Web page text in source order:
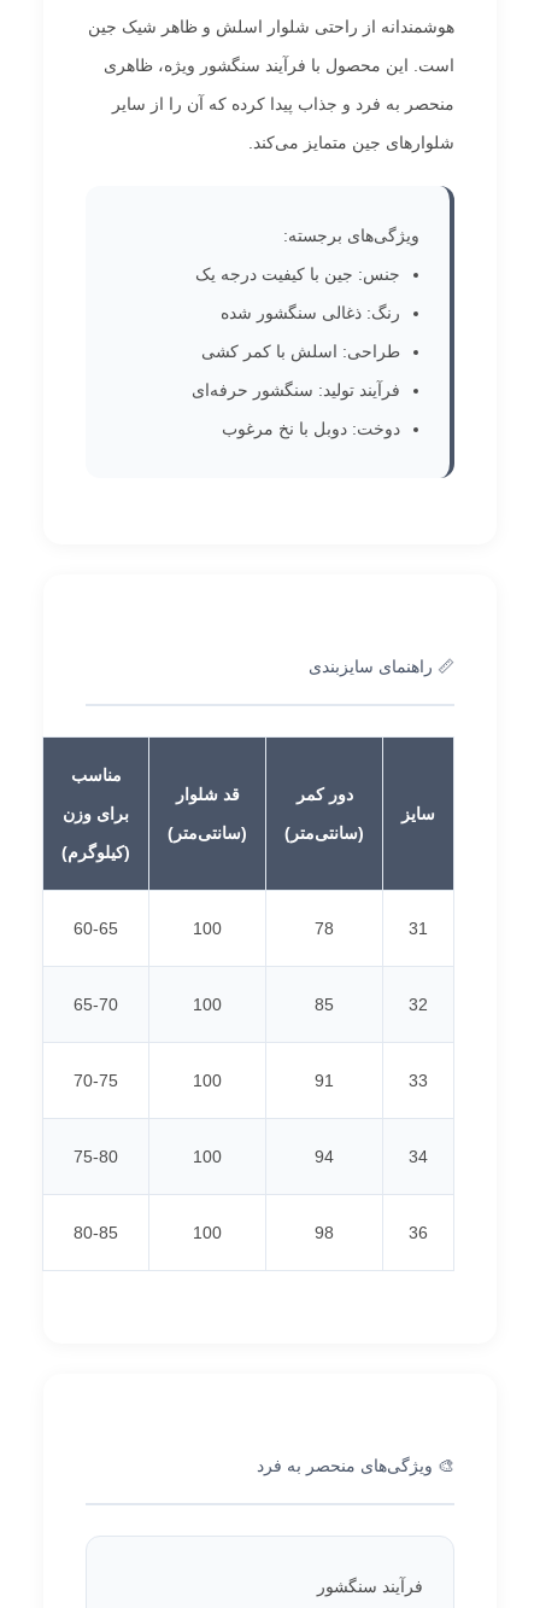
هوشمندانه از راحتی شلوار اسلش و ظاهر شیک جین
است. این محصول با فرآیند سنگشور ویژه، ظاهری
منحصر به فرد و جذاب پیدا کرده که آن را از سایر
شلوارهای جین متمایز می‌کند.
ویژگی‌های برجسته:
جنس: جین با کیفیت درجه یک
رنگ: ذغالی سنگشور شده
طراحی: اسلش با کمر کشی
فرآیند تولید: سنگشور حرفه‌ای
دوخت: دوبل با نخ مرغوب
📏 راهنمای سایزبندی
سایز
دور کمر
(سانتی‌متر)
قد شلوار
(سانتی‌متر)
مناسب
برای وزن
(کیلوگرم)
31
78
100
60-65
32
85
100
65-70
33
91
100
70-75
34
94
100
75-80
36
98
100
80-85
🎨 ویژگی‌های منحصر به فرد
فرآیند سنگشور